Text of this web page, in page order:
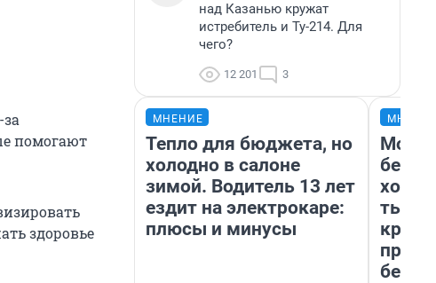
помогают
здоровье
над Казанью кружат
истребитель и Ту-214. Для
чего?
12 201 3
МНЕНИЕ
Тепло для бюджета, но
холодно в салоне
зимой. Водитель 13 лет
ездит на электрокаре:
плюсы и минусы
Мой